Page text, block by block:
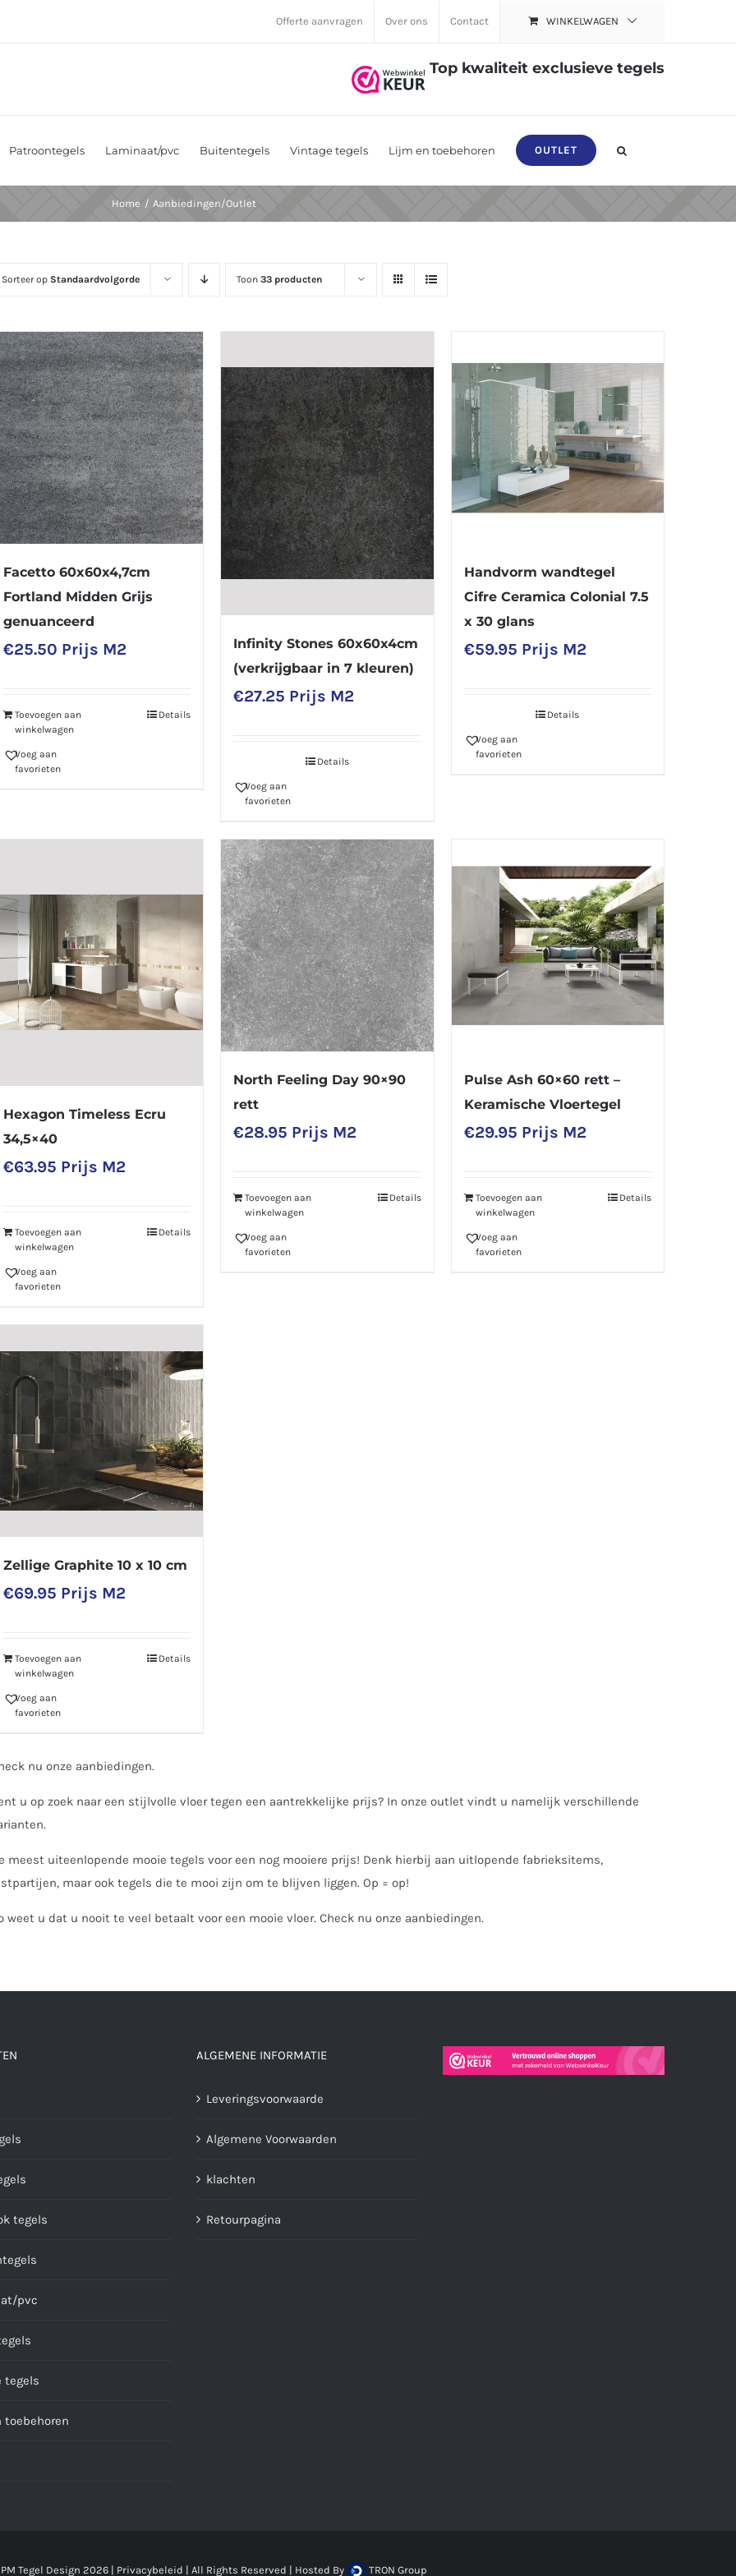
Offerte aanvragen Over ons Contact WINKELWAGEN
Top kwaliteit exclusieve tegels
Patroontegels Laminaat/pvc Buitentegels Vintage tegels Lijm en toebehoren OUTLET
Home Aanbiedingen/Outlet
Sorteer op Standaardvolgorde Toon33 producten
Facetto 60x60x4,7cm
Fortland Midden Grijs
genuanceerd
€25.50 Prijs M2
Toevoegen aan
winkelwagen
Details
Voeg aan
favorieten
Infinity Stones 60x60x4cm
(verkrijgbaar in 7 kleuren)
€27.25 Prijs M2
Details
Voeg aan
favorieten
Handvorm wandtegel
Cifre Ceramica Colonial 7.5
x 30 glans
€59.95 Prijs M2
Details
Voeg aan
favorieten
Hexagon Timeless Ecru
34,5×40
€63.95 Prijs M2
Toevoegen aan
winkelwagen
Details
Voeg aan
favorieten
North Feeling Day 90×90
rett
€28.95 Prijs M2
Toevoegen aan
winkelwagen
Details
Voeg aan
favorieten
Pulse Ash 60×60 rett –
Keramische Vloertegel
€29.95 Prijs M2
Toevoegen aan
winkelwagen
Details
Voeg aan
favorieten
Zellige Graphite 10 x 10 cm
€69.95 Prijs M2
Toevoegen aan
winkelwagen
Details
Voeg aan
favorieten
nu onze aanbiedingen.
u op zoek naar een stijlvolle vloer tegen een aantrekkelijke prijs? In onze outlet vindt u namelijk verschillende
meest uiteenlopende mooie tegels voor een nog mooiere prijs! Denk hierbij aan uitlopende fabrieksitems,
maar ook tegels die te mooi zijn om te blijven liggen. Op = op!
weet u dat u nooit te veel betaalt voor een mooie vloer. Check nu onze aanbiedingen.
tegels
pvc
tegels
toebehoren
ALGEMENE INFORMATIE
Leveringsvoorwaarde
Algemene Voorwaarden
klachten
Retourpagina
Tegel Design 2026 | Privacybeleid | All Rights Reserved | Hosted By TRON Group